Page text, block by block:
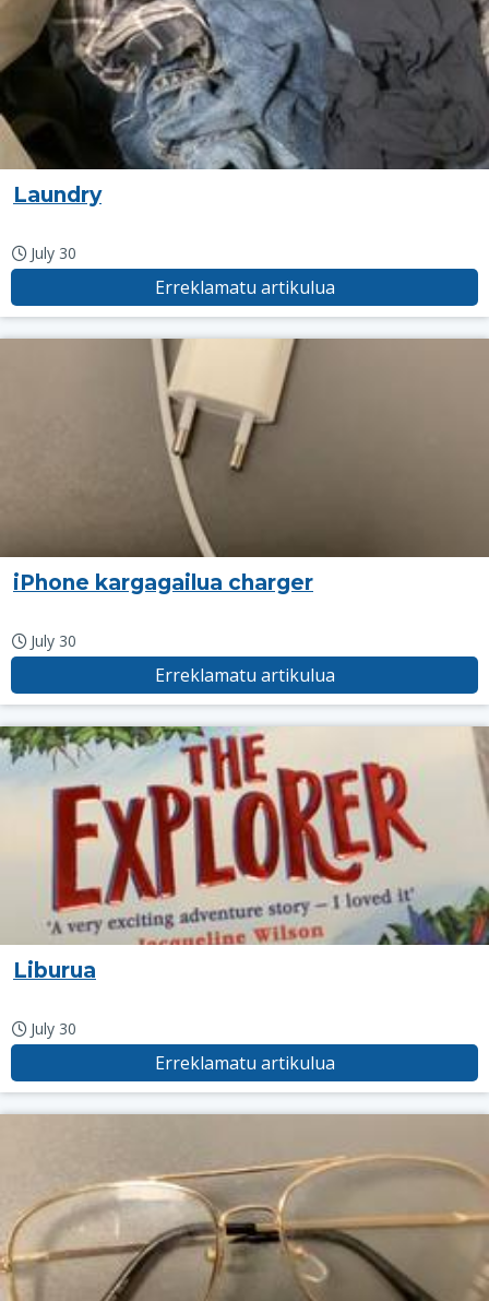
Laundry
July 30
Erreklamatu artikulua
iPhone kargagailua charger
July 30
Erreklamatu artikulua
Liburua
July 30
Erreklamatu artikulua